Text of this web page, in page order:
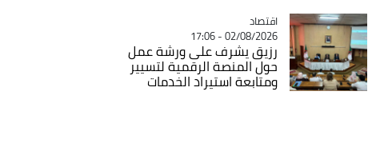
Catégorie
اقتصاد
02/08/2026 - 17:06
رزيق يشرف على ورشة عمل
حول المنصة الرقمية لتسيير
ومتابعة استيراد الخدمات